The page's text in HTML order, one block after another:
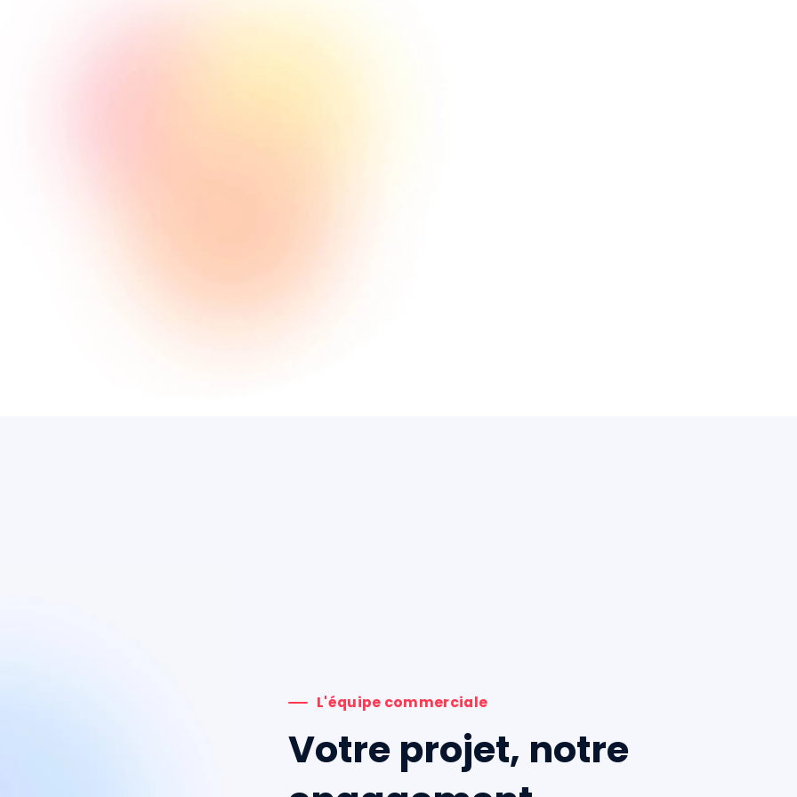
L'équipe commerciale
Votre projet, notre